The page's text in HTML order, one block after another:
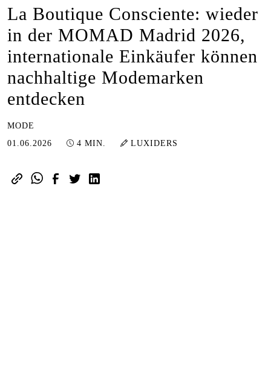
La Boutique Consciente: wieder
in der MOMAD Madrid 2026,
internationale Einkäufer können
nachhaltige Modemarken
entdecken
MODE
01.06.2026 08.06.2026
4 MIN. LUXIDERS